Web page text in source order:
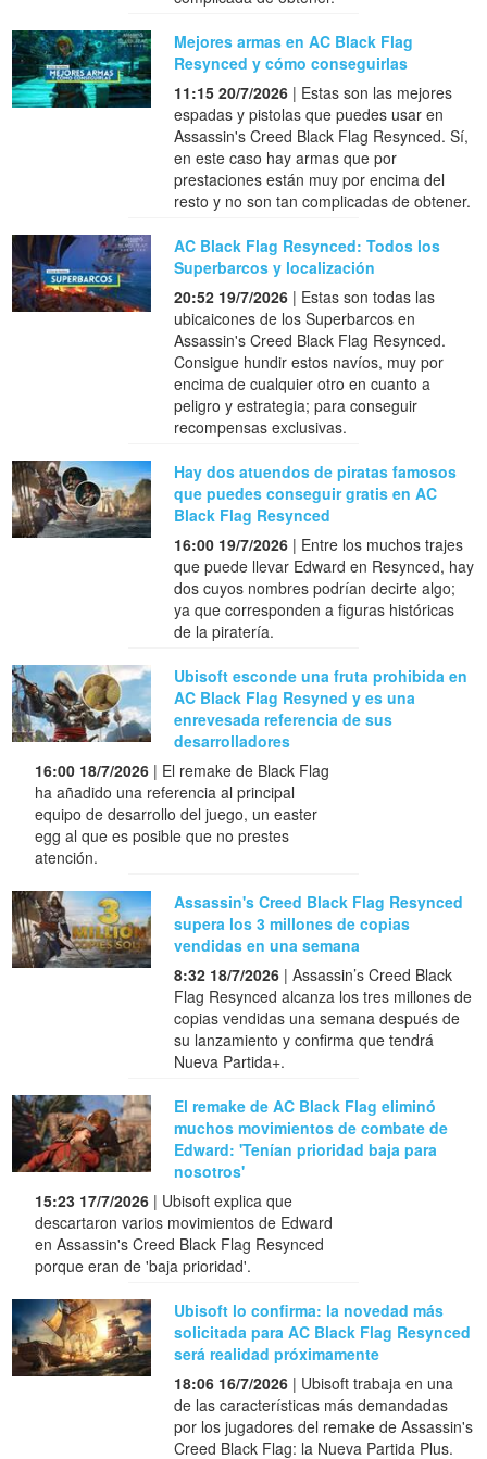
Mejores armas en AC Black Flag
Resynced y cómo conseguirlas
11:15 20/7/2026 | Estas son las mejores
espadas y pistolas que puedes usar en
Assassin's Creed Black Flag Resynced. Sí,
en este caso hay armas que por
prestaciones están muy por encima del
resto y no son tan complicadas de obtener.
AC Black Flag Resynced: Todos los
Superbarcos y localización
20:52 19/7/2026 | Estas son todas las
ubicaicones de los Superbarcos en
Assassin's Creed Black Flag Resynced.
Consigue hundir estos navíos, muy por
encima de cualquier otro en cuanto a
peligro y estrategia; para conseguir
recompensas exclusivas.
Hay dos atuendos de piratas famosos
que puedes conseguir gratis en AC
Black Flag Resynced
16:00 19/7/2026 | Entre los muchos trajes
que puede llevar Edward en Resynced, hay
dos cuyos nombres podrían decirte algo;
ya que corresponden a figuras históricas
de la piratería.
Ubisoft esconde una fruta prohibida en
AC Black Flag Resyned y es una
enrevesada referencia de sus
desarrolladores
16:00 18/7/2026 | El remake de Black Flag
ha añadido una referencia al principal
equipo de desarrollo del juego, un easter
egg al que es posible que no prestes
atención.
Assassin's Creed Black Flag Resynced
supera los 3 millones de copias
vendidas en una semana
8:32 18/7/2026 | Assassin’s Creed Black
Flag Resynced alcanza los tres millones de
copias vendidas una semana después de
su lanzamiento y confirma que tendrá
Nueva Partida+.
El remake de AC Black Flag eliminó
muchos movimientos de combate de
Edward: 'Tenían prioridad baja para
nosotros'
15:23 17/7/2026 | Ubisoft explica que
descartaron varios movimientos de Edward
en Assassin's Creed Black Flag Resynced
porque eran de 'baja prioridad'.
Ubisoft lo confirma: la novedad más
solicitada para AC Black Flag Resynced
será realidad próximamente
18:06 16/7/2026 | Ubisoft trabaja en una
de las características más demandadas
por los jugadores del remake de Assassin's
Creed Black Flag: la Nueva Partida Plus.